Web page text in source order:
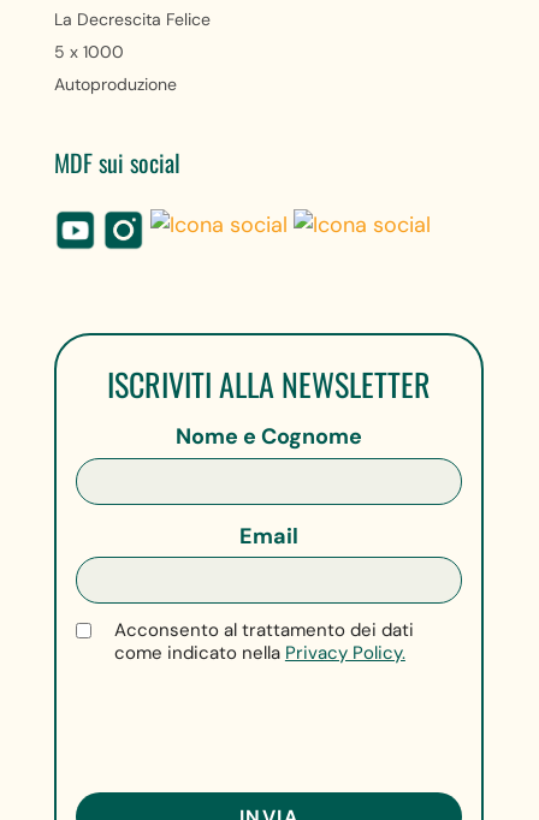
La Decrescita Felice
5 x 1000
Autoproduzione
MDF sui social
ISCRIVITI ALLA NEWSLETTER
Nome e Cognome
Email
Acconsento al trattamento dei dati
come indicato nella Privacy Policy.